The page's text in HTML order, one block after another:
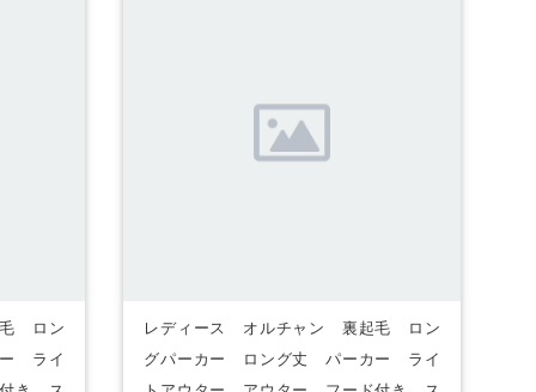
ロン
ライ
レディース オルチャン 裏起毛 ロン
グパーカー ロング丈 パーカー ライ